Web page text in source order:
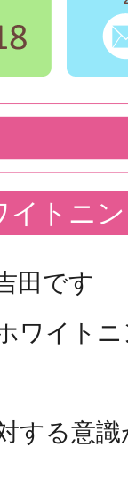
イトニ
田です
ワイト
する意